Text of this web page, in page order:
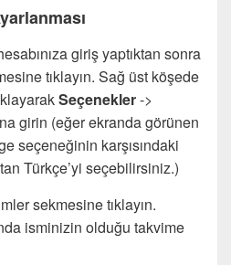
giriş yaptıktan sonra
tıklayın. Sağ üst köşede
Seçenekler->
girin (eğer ekranda görünen
seçeneğinin karşısındaki
Türkçe’yi seçebilirsiniz.)
sekmesine tıklayın.
isminizin olduğu takvime